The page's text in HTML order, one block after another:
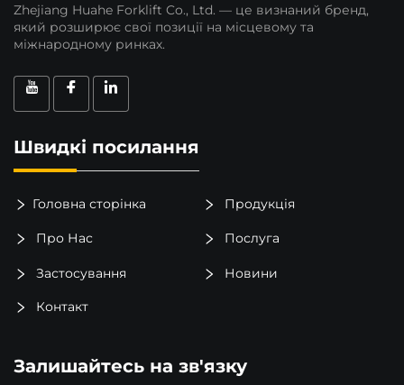
Zhejiang Huahe Forklift Co., Ltd. — це визнаний бренд,
який розширює свої позиції на місцевому та
міжнародному ринках.
Швидкі посилання
Головна сторінка Продукція
Про Нас Послуга
Застосування Новини
Контакт
Залишайтесь на зв'язку